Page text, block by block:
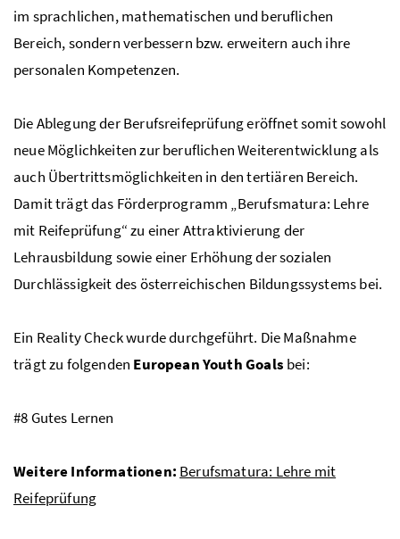
im sprachlichen, mathematischen und beruflichen
Bereich, sondern verbessern bzw. erweitern auch ihre
personalen Kompetenzen.
Die Ablegung der Berufsreifeprüfung eröffnet somit sowohl
neue Möglichkeiten zur beruflichen Weiterentwicklung als
auch Übertrittsmöglichkeiten in den tertiären Bereich.
Damit trägt das Förderprogramm „Berufsmatura: Lehre
mit Reifeprüfung“ zu einer Attraktivierung der
Lehrausbildung sowie einer Erhöhung der sozialen
Durchlässigkeit des österreichischen Bildungssystems bei.
Ein Reality Check wurde durchgeführt. Die Maßnahme
trägt zu folgenden European Youth Goals bei:
#8 Gutes Lernen
Weitere Informationen: Berufsmatura: Lehre mit
Reifeprüfung